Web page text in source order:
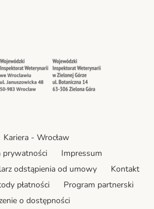
Shipping Method
Method
Security Security
Kariera - Wrocław
prywatności
Impressum
odstąpienia od umowy
Kontakt
płatności
Program partnerski
o dostępności